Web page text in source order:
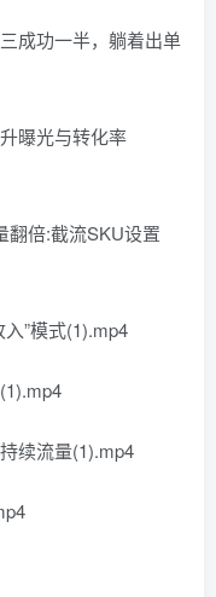
成功一半，躺着出单
曝光与转化率
翻倍:截流SKU设置
”模式(1).mp4
续流量(1).mp4